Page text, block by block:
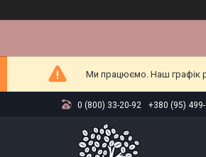
Ми працюємо. Наш графік
0 (800) 33-20-92 +380 (95)